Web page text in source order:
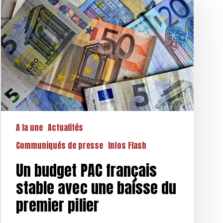
PAC
français
stable
avec
une
baisse
du
premier
A la une Actualités
Communiqués de presse Infos Flash
Un budget PAC français
stable avec une baisse du
premier pilier